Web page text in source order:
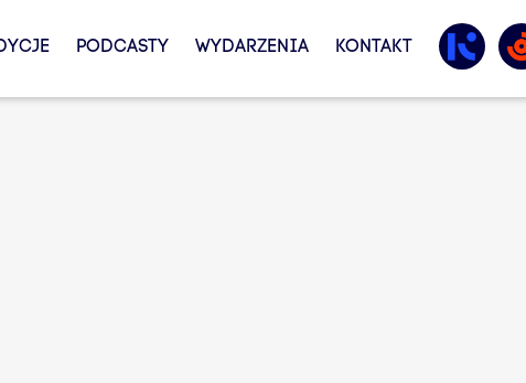
PODCASTY WYDARZENIA KONTAKT